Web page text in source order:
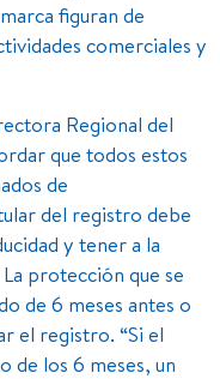
figuran de
comerciales y
Regional del
que todos estos
de
del registro debe
y tener a la
protección que se
de 6 meses antes o
el registro. “Si el
de los 6 meses, un